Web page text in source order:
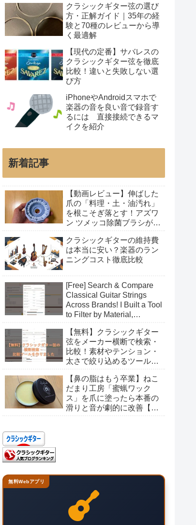
クラシックギター弦の選び
方・正解ガイド｜35年の経
験と70種のレビューから導
く最適解
【現代の定番】サバレスの
クラシックギター弦を徹底
比較！違いと失敗しない選
び方
iPhoneやAndroidスマホで
楽器の音を良い音で録音す
るには 直接接続できるマ
イクを紹介
新着記事
【動画レビュー】伸ばした
爪の「料理・土・油汚れ」
を根こそぎ落とす！アズワ
ン ツメッコ除菌ブラシが凄
クラシックギターの維持費
は本当に安い？楽器のラン
ニングコスト徹底比較
[Free] Search & Compare
Classical Guitar Strings
Across Brands! I Built a Tool
to Filter by Material,
【無料】クラシックギター
弦をメーカー横断で検索・
比較！素材やテンション・
太さで絞り込めるツールを
【鼻の脂はもう卒業】ねこ
だまり工房「蜜蝋ワック
ス」を爪に塗ったら本番の
滑りと音が劇的に改善【レ
無料Webアプリ